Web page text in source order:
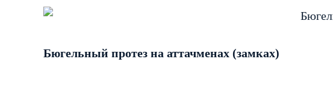
Бюгельный протез на аттачменах (замках)